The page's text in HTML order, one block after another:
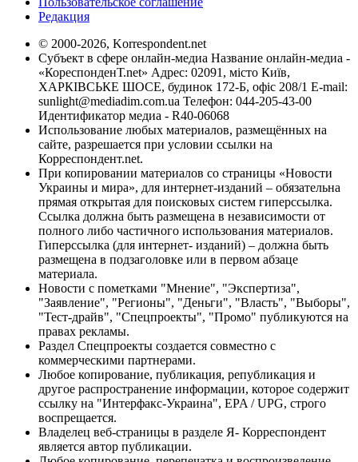
Редакция
© 2000-2026, Korrespondent.net
Субъект в сфере онлайн-медиа Название онлайн-медиа -
«КореспонденТ.net» Адрес: 02091, місто Київ,
ХАРКІВСЬКЕ ШОСЕ, будинок 172-Б, офіс 208/1 E-mail:
sunlight@mediadim.com.ua Телефон: 044-205-43-00
Идентификатор медиа - R40-06068
Использование любых материалов, размещённых на
сайте, разрешается при условии ссылки на
Корреспондент.net.
При копировании материалов со страницы «Новости
Украины и мира», для интернет-изданий – обязательна
прямая открытая для поисковых систем гиперссылка.
Ссылка должна быть размещена в независимости от
полного либо частичного использования материалов.
Гиперссылка (для интернет- изданий) – должна быть
размещена в подзаголовке или в первом абзаце
материала.
Новости с пометками "Мнение", "Экспертиза",
"Заявление", "Регионы", "Деньги", "Власть", "Выборы",
"Тест-драйв", "Спецпроекты", "Промо" публикуются на
правах рекламы.
Раздел Спецпроекты создается совместно с
коммерческими партнерами.
Любое копирование, публикация, републикация и
другое распространение информации, которое содержит
ссылку на "Интерфакс-Украина", EPA / UPG, строго
воспрещается.
Владелец веб-страницы в разделе Я- Корреспондент
является автор публикации.